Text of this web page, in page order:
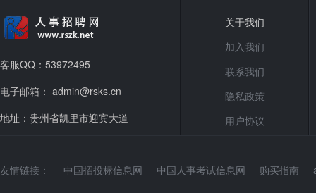
客服QQ：53972495
电子邮箱： admin@rsks.cn
地址：贵州省凯里市迎宾大道
关于我们
加入我们
联系我们
隐私政策
用户协议
友情链接： 中国招投标信息网 中国人事考试信息网 购买指南